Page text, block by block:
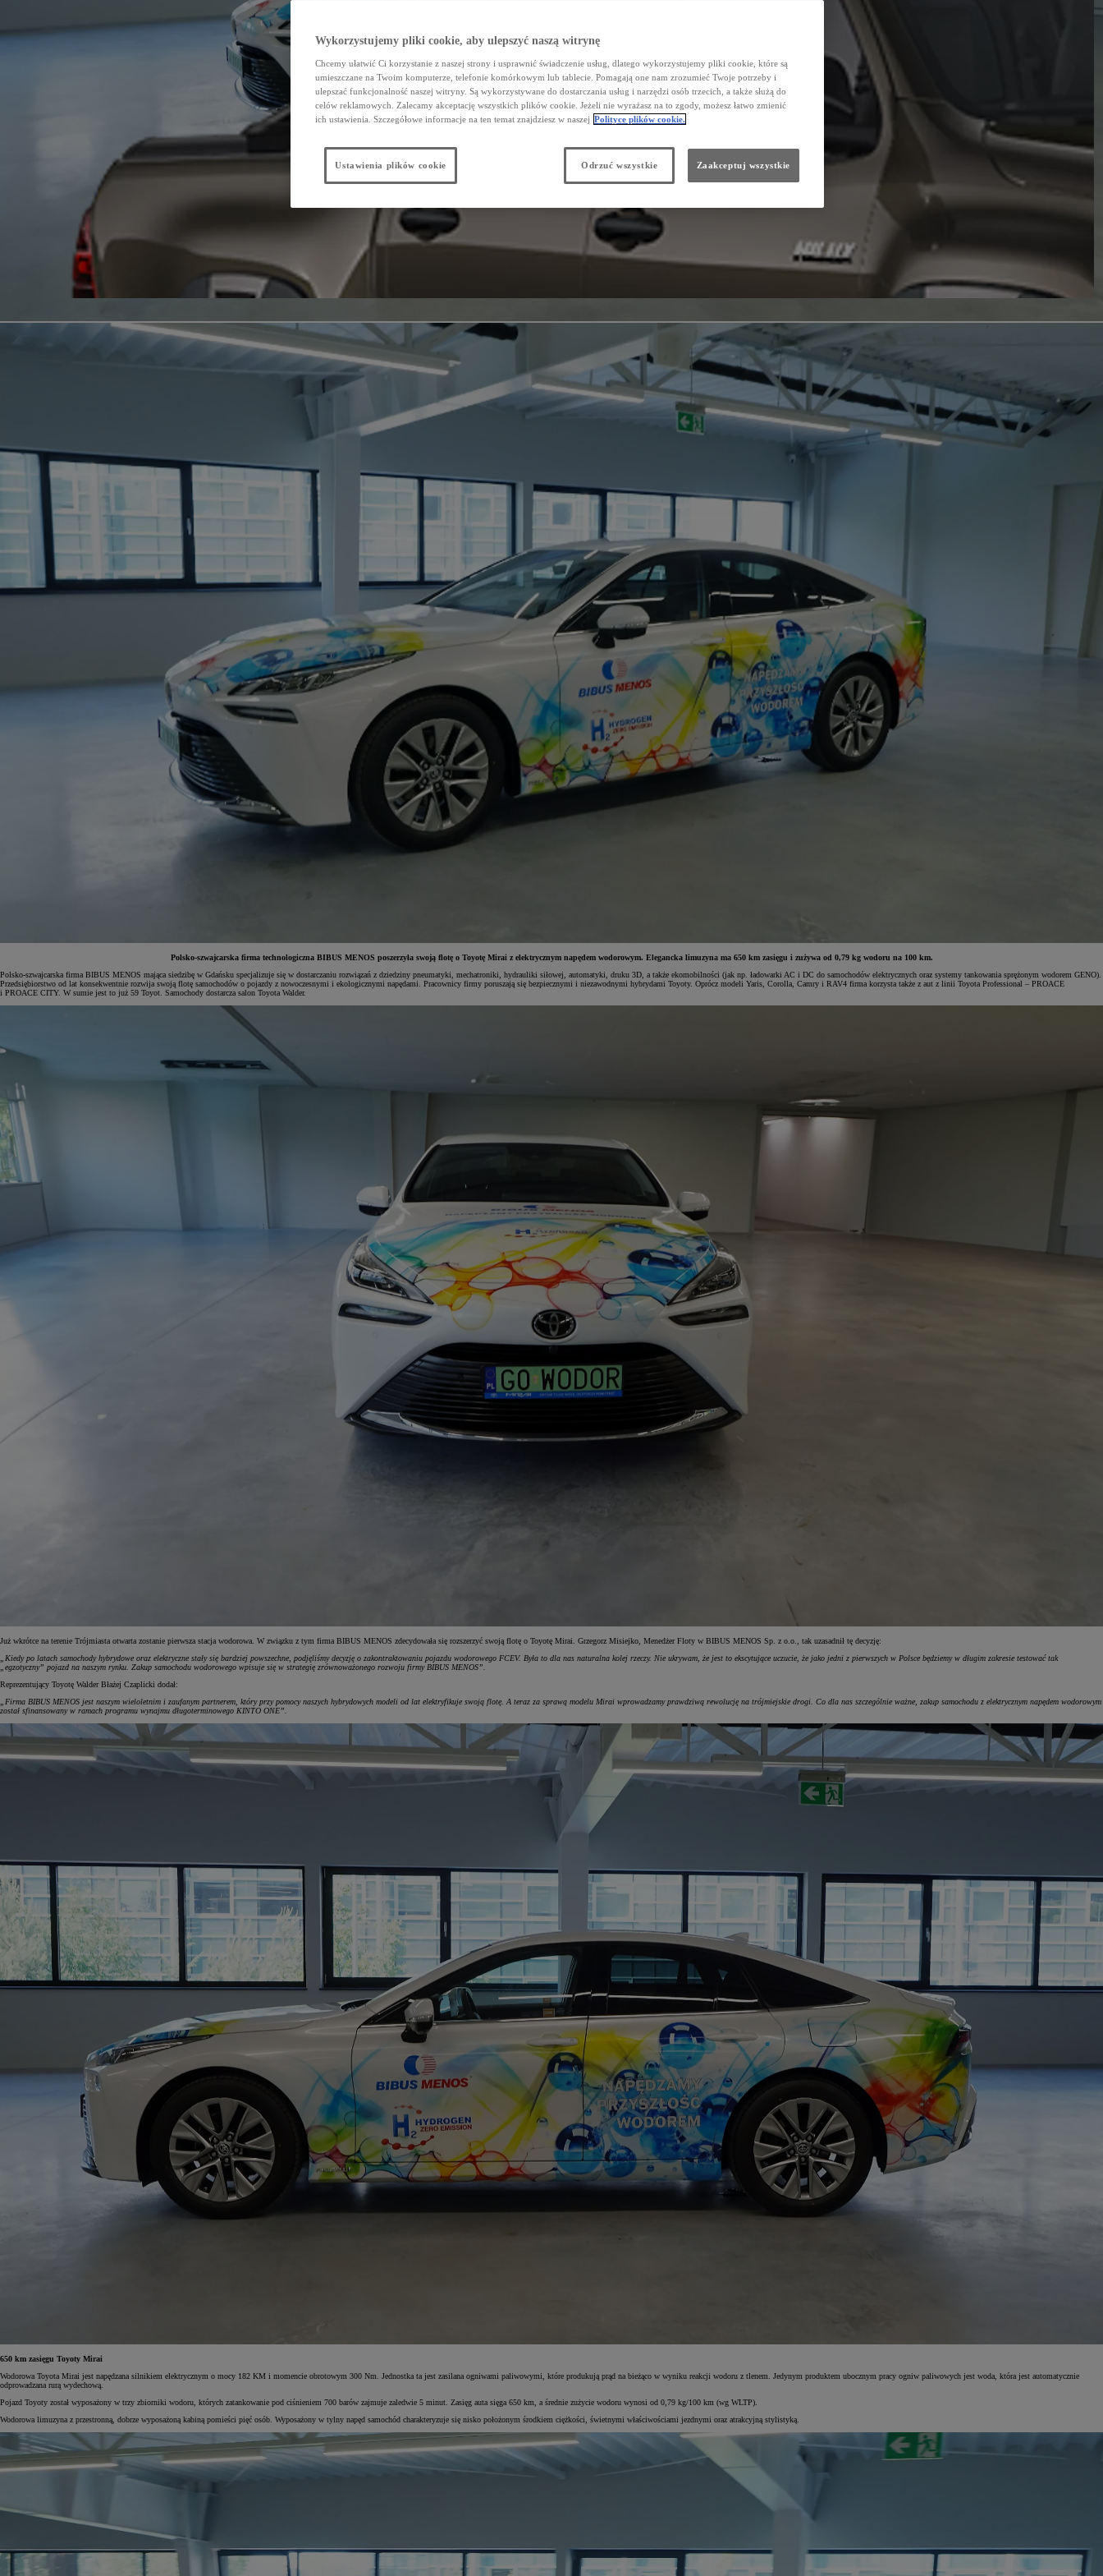
Od197 400 złnetto
Polsko-szwajcarska firma technologiczna BIBUS MENOS poszerzyła swoją flotę o Toyotę Mirai z elektrycznym napędem wodorowym. Elegancka limuzyna ma 650 km zasięgu i zużywa od 0,79 kg wodoru na 100 km.
Polsko-szwajcarska firma BIBUS MENOS mająca siedzibę w Gdańsku specjalizuje się w dostarczaniu rozwiązań z dziedziny pneumatyki, mechatroniki, hydrauliki siłowej, automatyki, druku 3D, a także ekomobilności (jak np. ładowarki AC i DC do samochodów elektrycznych oraz systemy tankowania sprężonym wodorem GENO).
Przedsiębiorstwo od lat konsekwentnie rozwija swoją flotę samochodów o pojazdy z nowoczesnymi i ekologicznymi napędami. Pracownicy firmy poruszają się bezpiecznymi i niezawodnymi hybrydami Toyoty. Oprócz modeli Yaris, Corolla, Camry i RAV4 firma korzysta także z aut z linii Toyota Professional – PROACE
i PROACE CITY. W sumie jest to już 59 Toyot. Samochody dostarcza salon Toyota Walder.
Już wkrótce na terenie Trójmiasta otwarta zostanie pierwsza stacja wodorowa. W związku z tym firma BIBUS MENOS zdecydowała się rozszerzyć swoją flotę o Toyotę Mirai. Grzegorz Misiejko, Menedżer Floty w BIBUS MENOS Sp. z o.o., tak uzasadnił tę decyzję:
„Kiedy po latach samochody hybrydowe oraz elektryczne stały się bardziej powszechne, podjęliśmy decyzję o zakontraktowaniu pojazdu wodorowego FCEV. Była to dla nas naturalna kolej rzeczy. Nie ukrywam, że jest to ekscytujące uczucie, że jako jedni z pierwszych w Polsce będziemy w długim zakresie testować tak
„egzotyczny” pojazd na naszym rynku. Zakup samochodu wodorowego wpisuje się w strategię zrównoważonego rozwoju firmy BIBUS MENOS”.
Reprezentujący Toyotę Walder Błażej Czaplicki dodał:
„Firma BIBUS MENOS jest naszym wieloletnim i zaufanym partnerem, który przy pomocy naszych hybrydowych modeli od lat elektryfikuje swoją flotę. A teraz za sprawą modelu Mirai wprowadzamy prawdziwą rewolucję na trójmiejskie drogi. Co dla nas szczególnie ważne, zakup samochodu z elektrycznym napędem wodorowym
został sfinansowany w ramach programu wynajmu długoterminowego KINTO ONE”.
650 km zasięgu Toyoty Mirai
Wodorowa Toyota Mirai jest napędzana silnikiem elektrycznym o mocy 182 KM i momencie obrotowym 300 Nm. Jednostka ta jest zasilana ogniwami paliwowymi, które produkują prąd na bieżąco w wyniku reakcji wodoru z tlenem. Jedynym produktem ubocznym pracy ogniw paliwowych jest woda, która jest automatycznie
odprowadzana rurą wydechową.
Pojazd Toyoty został wyposażony w trzy zbiorniki wodoru, których zatankowanie pod ciśnieniem 700 barów zajmuje zaledwie 5 minut. Zasięg auta sięga 650 km, a średnie zużycie wodoru wynosi od 0,79 kg/100 km (wg WLTP).
Wodorowa limuzyna z przestronną, dobrze wyposażoną kabiną pomieści pięć osób. Wyposażony w tylny napęd samochód charakteryzuje się nisko położonym środkiem ciężkości, świetnymi właściwościami jezdnymi oraz atrakcyjną stylistyką.
Wykorzystujemy pliki cookie, aby ulepszyć naszą witrynę
Chcemy ułatwić Ci korzystanie z naszej strony i usprawnić świadczenie usług, dlatego wykorzystujemy pliki cookie, które są
umieszczane na Twoim komputerze, telefonie komórkowym lub tablecie. Pomagają one nam zrozumieć Twoje potrzeby i
ulepszać funkcjonalność naszej witryny. Są wykorzystywane do dostarczania usług i narzędzi osób trzecich, a także służą do
celów reklamowych. Zalecamy akceptację wszystkich plików cookie. Jeżeli nie wyrażasz na to zgody, możesz łatwo zmienić
ich ustawienia. Szczegółowe informacje na ten temat znajdziesz w naszej Polityce plików cookie.
Odrzuć wszystkie Zaakceptuj wszystkie
Ustawienia plików cookie